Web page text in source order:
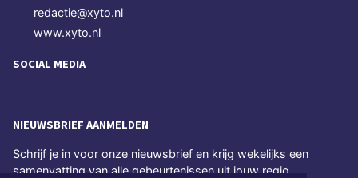
redactie@xyto.nl
www.xyto.nl
SOCIAL MEDIA
NIEUWSBRIEF AANMELDEN
Schrijf je in voor onze nieuwsbrief en krijg wekelijks een
samenvatting van alle gebeurtenissen uit jouw regio.